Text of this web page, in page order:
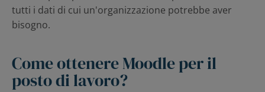
tutti i dati di cui un'organizzazione potrebbe aver
bisogno.
Come ottenere Moodle per il
posto di lavoro?